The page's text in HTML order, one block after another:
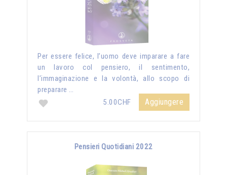
Per essere felice, l’uomo deve imparare a fare
un lavoro col pensiero, il sentimento,
l’immaginazione e la volontà, allo scopo di
preparare …
5.00CHF
Aggiungere
Pensieri Quotidiani 2022